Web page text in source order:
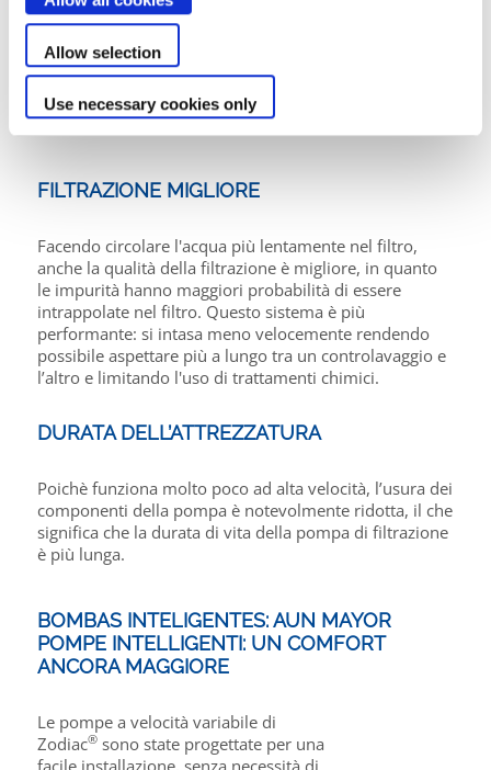
Allow selection
Use necessary cookies only
FILTRAZIONE MIGLIORE
Facendo circolare l'acqua più lentamente nel filtro,
anche la qualità della filtrazione è migliore, in quanto
le impurità hanno maggiori probabilità di essere
intrappolate nel filtro. Questo sistema è più
performante: si intasa meno velocemente rendendo
possibile aspettare più a lungo tra un controlavaggio e
l’altro e limitando l'uso di trattamenti chimici.
DURATA DELL’ATTREZZATURA
Poichè funziona molto poco ad alta velocità, l’usura dei
componenti della pompa è notevolmente ridotta, il che
significa che la durata di vita della pompa di filtrazione
è più lunga.
BOMBAS INTELIGENTES: AUN MAYOR
POMPE INTELLIGENTI: UN COMFORT
ANCORA MAGGIORE
Le pompe a velocità variabile di
Zodiac®sono state progettate per una
facile installazione, senza necessità di